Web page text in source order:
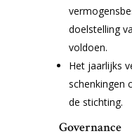
doelstelling
voldoen.
Het jaarlijks
schenkingen
de stichting.
Governance